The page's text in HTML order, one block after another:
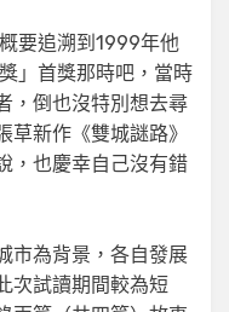
要追溯到1999年他
」首獎那時吧，當時
，倒也沒特別想去尋
新作《雙城謎路》
，也慶幸自己沒有錯
市為背景，各自發展
次試讀期間較為短